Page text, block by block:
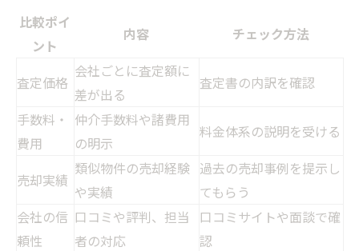
比較ポイ
ント
内容 チェック方法
査定価格
会社ごとに査定額に
差が出る
査定書の内訳を確認
手数料・
費用
仲介手数料や諸費用
の明示
料金体系の説明を受ける
売却実績
類似物件の売却経験
や実績
過去の売却事例を提示し
てもらう
会社の信
頼性
口コミや評判、担当
者の対応
口コミサイトや面談で確
認